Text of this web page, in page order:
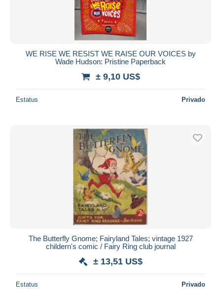
WE RISE WE RESIST WE RAISE OUR VOICES by
Wade Hudson: Pristine Paperback
± 9,10 US$
Estatus Privado
The Butterfly Gnome; Fairyland Tales; vintage 1927
childern's comic / Fairy Ring club journal
± 13,51 US$
Estatus Privado